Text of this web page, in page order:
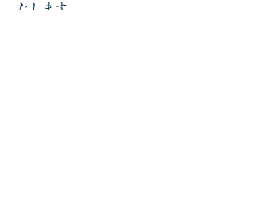
たします。